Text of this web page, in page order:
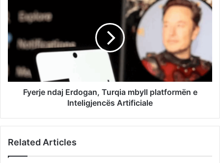
Fyerje ndaj Erdogan, Turqia mbyll platformën e
Inteligjencës Artificiale
Related Articles